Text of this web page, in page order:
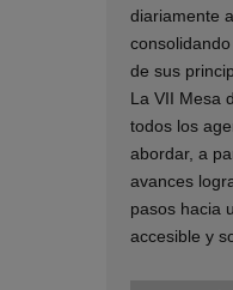
diariamente
de sus
La VII Mesa
todos los
abordar, a
avances
pasos hacia
accesible y